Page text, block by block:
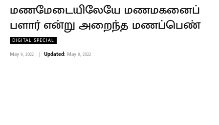
மணமேடையிலேயே மணமகனைப்
பளார் என்று அறைந்த மணப்பெண்
DIGITAL SPECIAL
May 9, 2022 Updated: May 9, 2022